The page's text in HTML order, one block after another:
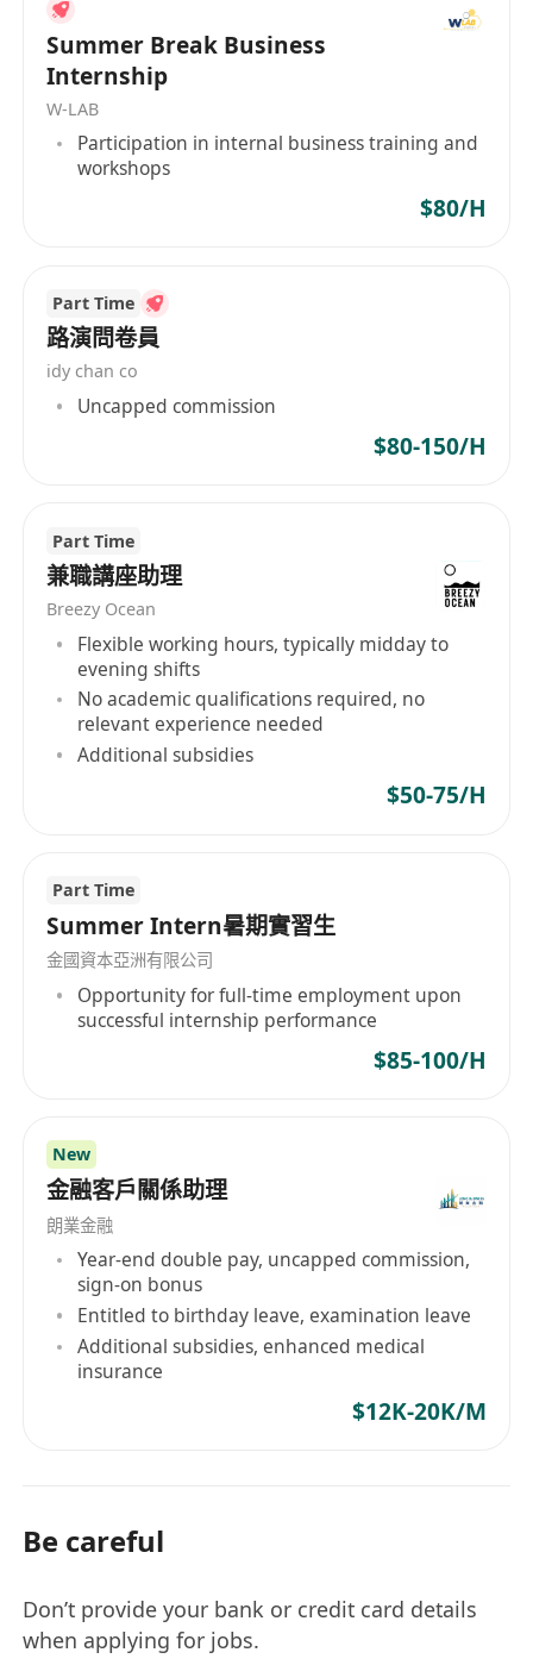
5. 協助進行市場推廣活動，通過電話或面對面方式
接觸潛在客戶。
工作要求：
1. 持有中五學歷，具備2年以上金融、貸款或抵押相
關經驗者將優先考慮。
2. 具備良好的溝通技巧與應變能力，能以積極主動
MS Excel等辦公軟件應用。
4. 有電話行銷經驗者尤佳，能夠有效進行客戶開發
及關係維護。
5. 工作認真負責，注重細節，具備團隊合作精神及
1. 酌情花紅，根據個人表現及公司業績發放額外獎
金。
2. 銀行假期，享有法定銀行假期休息安排。
3. 晉升機會，表現優秀者可獲得內部晉升空間。
4. 加值津貼，提供額外補貼支持員工職業發展。
5. 週一至週五工作，享受週六固定公休的舒適工作
節奏
Summer Break Business
Internship
W-LAB
Participation in internal business training and
workshops
$80/H
Part Time
路演問卷員
idy chan co
Uncapped commission
$80-150/H
Part Time
兼職講座助理
Breezy Ocean
Flexible working hours, typically midday to
evening shifts
No academic qualifications required, no
relevant experience needed
Additional subsidies
$50-75/H
Part Time
Summer Intern暑期實習生
金國資本亞洲有限公司
Opportunity for full-time employment upon
successful internship performance
$85-100/H
New
金融客戶關係助理
朗業金融
Year-end double pay, uncapped commission,
sign-on bonus
Entitled to birthday leave, examination leave
Additional subsidies, enhanced medical
insurance
$12K-20K/M
Be careful
Don’t provide your bank or credit card details
when applying for jobs.